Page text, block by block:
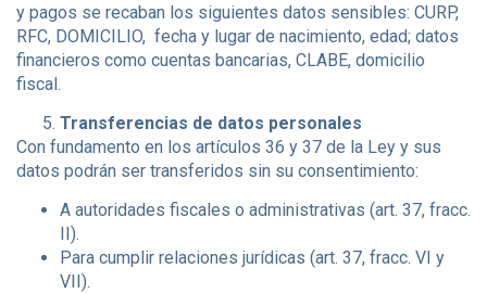
y pagos se recaban los siguientes datos sensibles: CURP,
RFC, DOMICILIO, fecha y lugar de nacimiento, edad; datos
financieros como cuentas bancarias, CLABE, domicilio
fiscal.
Transferencias de datos personales
Con fundamento en los artículos 36 y 37 de la Ley y sus
datos podrán ser transferidos sin su consentimiento:
A autoridades fiscales o administrativas (art. 37, fracc.
II).
Para cumplir relaciones jurídicas (art. 37, fracc. VI y
VII).